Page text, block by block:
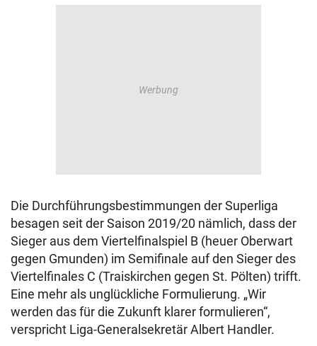
Die Durchführungsbestimmungen der Superliga
besagen seit der Saison 2019/20 nämlich, dass der
Sieger aus dem Viertelfinalspiel B (heuer Oberwart
gegen Gmunden) im Semifinale auf den Sieger des
Viertelfinales C (Traiskirchen gegen St. Pölten) trifft.
Eine mehr als unglückliche Formulierung. „Wir
werden das für die Zukunft klarer formulieren“,
verspricht Liga-Generalsekretär Albert Handler.